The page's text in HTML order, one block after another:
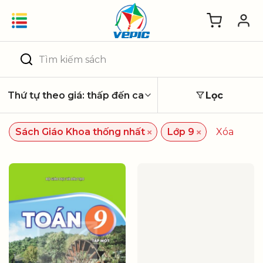
Tìm
kiếm:
Lọc
Sách Giáo Khoa thống nhất × Lớp 9 × Xóa